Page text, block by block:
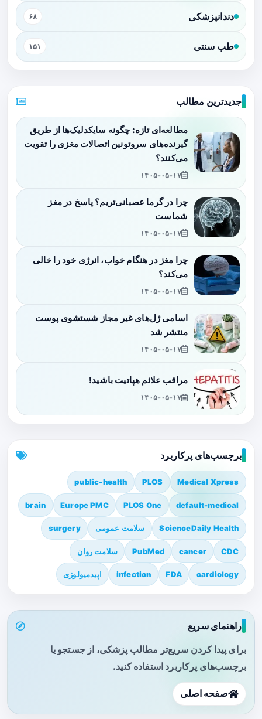
دندانپزشکی ۶۸
طب سنتی ۱۵۱
جدیدترین مطالب
مطالعه‌ای تازه: چگونه سایکدلیک‌ها از طریق
گیرنده‌های سروتونین اتصالات مغزی را تقویت
می‌کنند؟
۱۴۰۵-۰۵-۱۷
چرا در گرما عصبانی‌تریم؟ پاسخ در مغز
شماست
۱۴۰۵-۰۵-۱۷
چرا مغز در هنگام خواب، انرژی خود را خالی
می‌کند؟
۱۴۰۵-۰۵-۱۷
اسامی ژل‌های غیر مجاز شستشوی پوست
منتشر شد
۱۴۰۵-۰۵-۱۷
مراقب علائم هپاتیت باشید!
۱۴۰۵-۰۵-۱۷
برچسب‌های پرکاربرد
Medical Xpress
PLOS
public-health
default-medical
PLOS One
Europe PMC
brain
ScienceDaily Health سلامت عمومی surgery
CDC
cancer
PubMed سلامت روان
cardiology
FDA
infection اپیدمیولوژی
راهنمای سریع
برای پیدا کردن سریع‌تر مطالب پزشکی، از جستجو یا
برچسب‌های پرکاربرد استفاده کنید.
صفحه اصلی